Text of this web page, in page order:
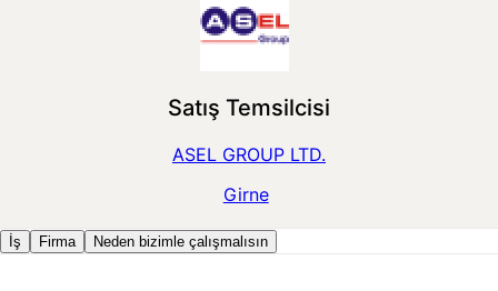
Satış Temsilcisi
ASEL GROUP LTD.
Girne
İş Firma Neden bizimle çalışmalısın